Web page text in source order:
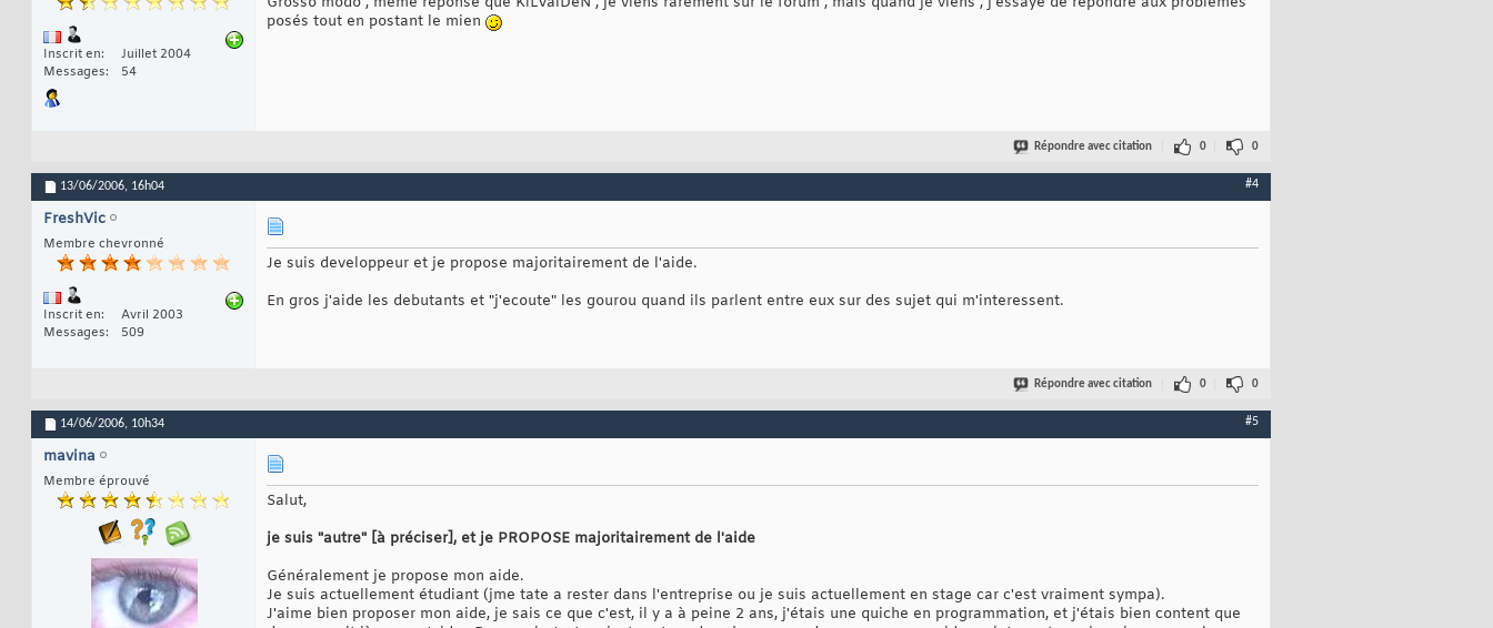
Inscrit en
Juillet 2004
Messages
54
posés tout en postant le mien
Répondre avec citation 0 0
13/06/2006, 16h04 #4
FreshVic
Membre chevronné
Inscrit en
Avril 2003
Messages
509
Je suis developpeur et je propose majoritairement de l'aide.
En gros j'aide les debutants et "j'ecoute" les gourou quand ils parlent entre eux sur des sujet qui m'interessent.
Répondre avec citation 0 0
14/06/2006, 10h34 #5
mavina
Membre éprouvé
Salut,
je suis "autre" [à préciser], et je PROPOSE majoritairement de l'aide
Généralement je propose mon aide.
Je suis actuellement étudiant (jme tate a rester dans l'entreprise ou je suis actuellement en stage car c'est vraiment sympa).
J'aime bien proposer mon aide, je sais ce que c'est, il y a à peine 2 ans, j'étais une quiche en programmation, et j'étais bien content que